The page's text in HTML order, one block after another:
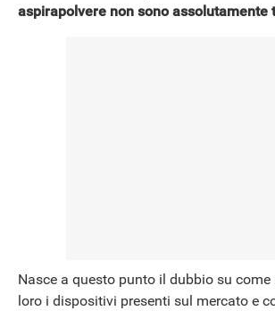
aspirapolvere non sono assolutamente
Nasce a questo punto il dubbio su come
loro i dispositivi presenti sul mercato e